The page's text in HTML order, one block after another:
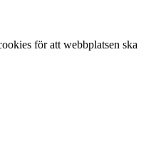
för att webbplatsen ska